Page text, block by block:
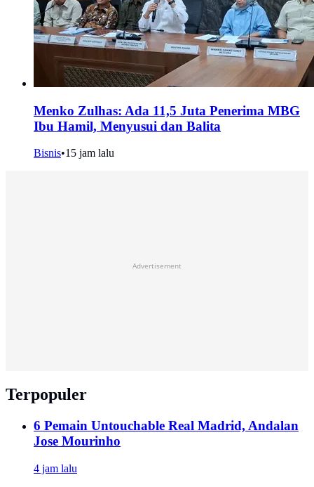
Menko Zulhas: Ada 11,5 Juta Penerima MBG
Ibu Hamil, Menyusui dan Balita
Bisnis•15 jam lalu
Advertisement
Terpopuler
6 Pemain Untouchable Real Madrid, Andalan
Jose Mourinho
4 jam lalu